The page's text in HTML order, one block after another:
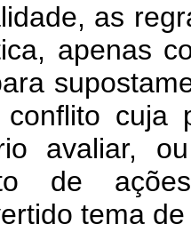
as
apenas
cuja
avaliar,
de
tema